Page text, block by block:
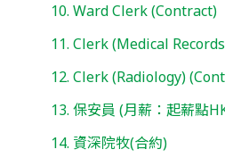
10. Ward Clerk (Contract)
11. Clerk (Medical
12. Clerk (Radiology)
13. 保安員 (月薪：起薪點
14. 資深院牧(合約)